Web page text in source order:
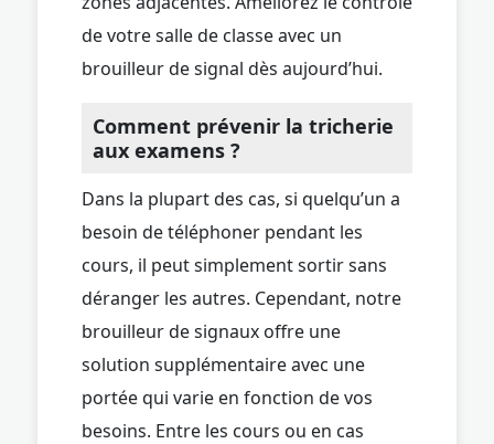
de votre salle de classe avec un
brouilleur de signal dès aujourd’hui.
Comment prévenir la tricherie
aux examens ?
Dans la plupart des cas, si quelqu’un a
besoin de téléphoner pendant les
cours, il peut simplement sortir sans
déranger les autres. Cependant, notre
brouilleur de signaux offre une
solution supplémentaire avec une
portée qui varie en fonction de vos
besoins. Entre les cours ou en cas